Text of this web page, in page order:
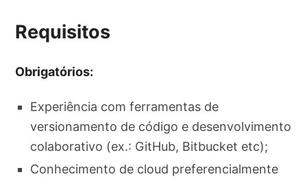
Requisitos
Obrigatórios:
Experiência com ferramentas de
versionamento de código e desenvolvimento
colaborativo (ex.: GitHub, Bitbucket etc);
Conhecimento de cloud preferencialmente